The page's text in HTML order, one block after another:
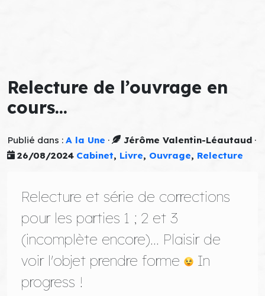
Relecture de l’ouvrage en
cours…
Publié dans : A la Une · Jérôme Valentin-Léautaud ·
26/08/2024 Cabinet, Livre, Ouvrage, Relecture
Relecture et série de corrections
pour les parties 1 ; 2 et 3
(incomplète encore)... Plaisir de
voir l'objet prendre forme
In
progress !